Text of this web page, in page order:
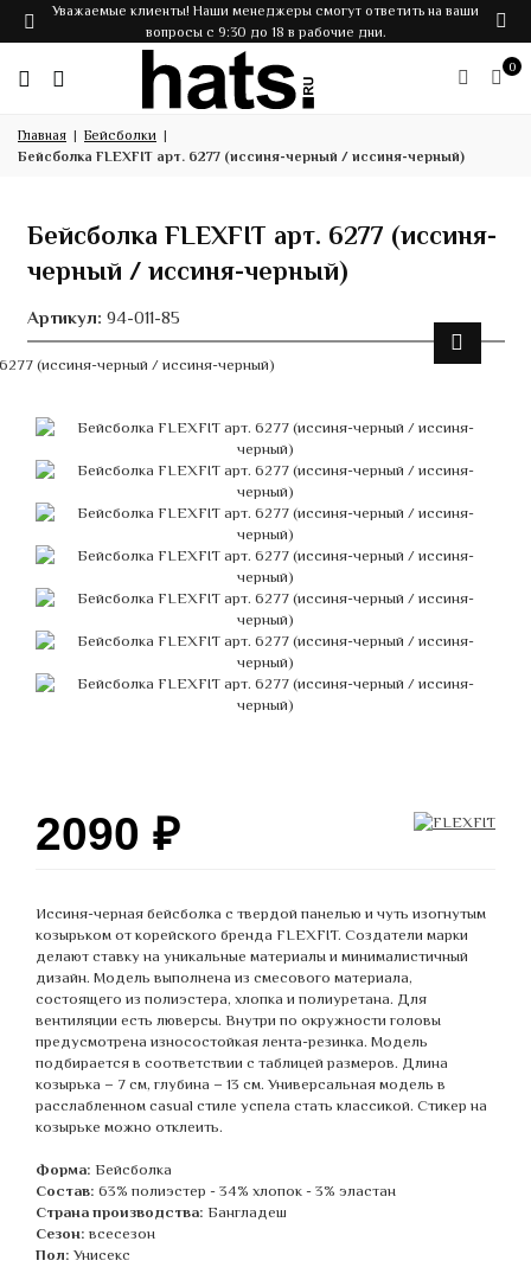
Уважаемые клиенты! Наши менеджеры смогут ответить на ваши
вопросы с 9:30 до 18 в рабочие дни.
0
Главная
Бейсболки
Бейсболка FLEXFIT арт. 6277 (иссиня-черный / иссиня-черный)
Бейсболка FLEXFIT арт. 6277 (иссиня-
черный / иссиня-черный)
Артикул: 94-011-85
2090 ₽
Иссиня-черная бейсболка с твердой панелью и чуть изогнутым
козырьком от корейского бренда FLEXFIT. Создатели марки
делают ставку на уникальные материалы и минималистичный
дизайн. Модель выполнена из смесового материала,
состоящего из полиэстера, хлопка и полиуретана. Для
вентиляции есть люверсы. Внутри по окружности головы
предусмотрена износостойкая лента-резинка. Модель
подбирается в соответствии с таблицей размеров. Длина
козырька – 7 см, глубина – 13 см. Универсальная модель в
расслабленном casual стиле успела стать классикой. Стикер на
козырьке можно отклеить.
Форма: Бейсболка
Состав: 63% полиэстер - 34% хлопок - 3% эластан
Страна производства: Бангладеш
Сезон: всесезон
Пол: Унисекс